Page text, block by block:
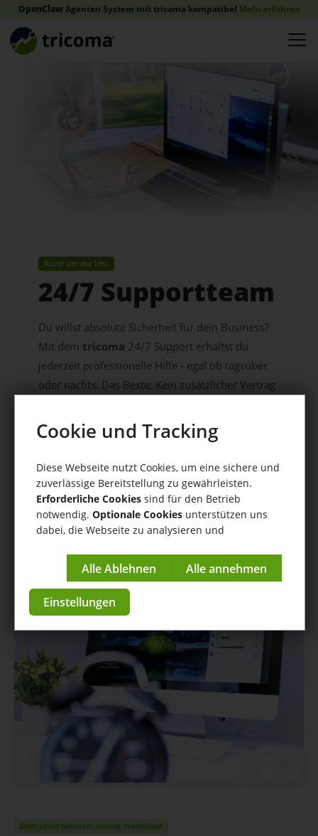
OpenClawAgenten System mit tricoma kompatibel Mehr erfahren
Rund um die Uhr
24/7 Supportteam
Du willst absolute Sicherheit für dein Business?
Mit dem tricoma 24/7 Support erhältst du
jederzeit professionelle Hilfe - egal ob tagsüber
oder nachts. Das Beste: Kein zusätzlicher Vertrag
Vertraue auf unseren erstklassigen Service
und konzentriere dich voll auf dein
Unternehmen.
Jetzt kostenlos starten
Dein Unternehmen, immer erreichbar
Cookie und Tracking
Diese Webseite nutzt Cookies, um eine sichere und
zuverlässige Bereitstellung zu gewährleisten.
Erforderliche Cookies sind für den Betrieb
notwendig. Optionale Cookies unterstützen uns
dabei, die Webseite zu analysieren und
Impressum| Datenschutzerklärung
Einstellungen